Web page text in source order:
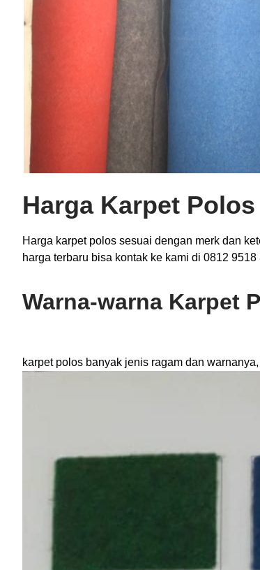
Harga Karpet
Harga karpet polos sesuai dengan merk dan
harga terbaru bisa kontak ke kami di 0812 9518
Warna-warna Karpet
karpet polos banyak jenis ragam dan